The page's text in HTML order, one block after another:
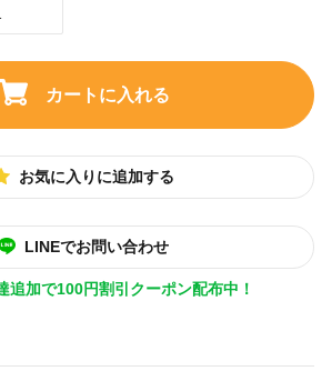
カートに入れる
お気に入りに追加する
LINEでお問い合わせ
追加で100円割引クーポン配布中！